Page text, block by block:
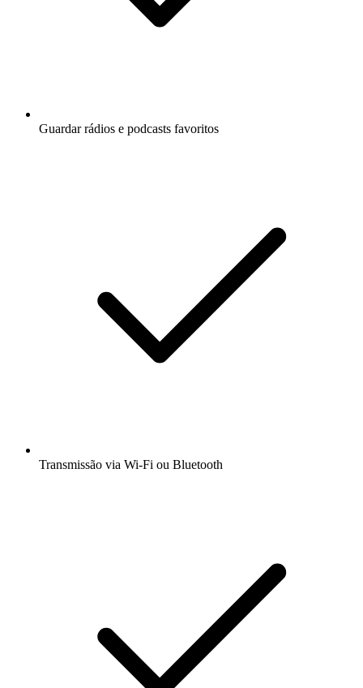
Guardar rádios e podcasts favoritos
Transmissão via Wi-Fi ou Bluetooth